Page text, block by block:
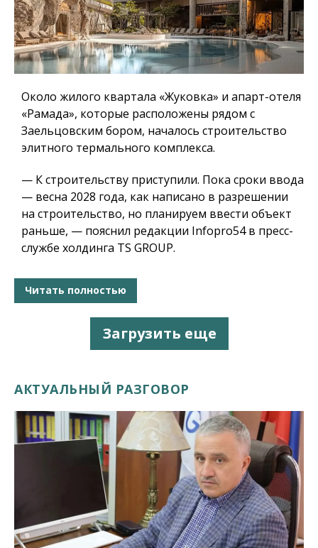
Около жилого квартала «Жуковка» и апарт-отеля
«Рамада», которые расположены рядом с
Заельцовским бором, началось строительство
элитного термального комплекса.
— К строительству приступили. Пока сроки ввода
— весна 2028 года, как написано в разрешении
на строительство, но планируем ввести объект
раньше, — пояснил редакции Infopro54 в пресс-
службе холдинга TS GROUP.
Читать полностью
Загрузить еще
АКТУАЛЬНЫЙ РАЗГОВОР